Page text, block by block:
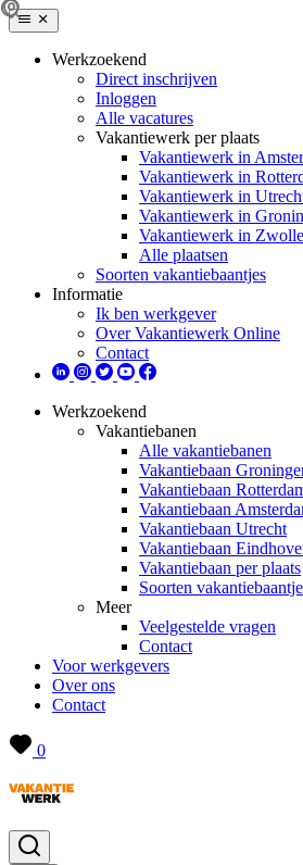
Werkzoekend
Direct inschrijven
Inloggen
Alle vacatures
Vakantiewerk per plaats
Vakantiewerk in
Vakantiewerk in
Vakantiewerk in
Vakantiewerk in
Vakantiewerk in Zwolle
Alle plaatsen
Soorten vakantiebaantjes
Informatie
Ik ben werkgever
Over Vakantiewerk Online
Contact
Werkzoekend
Vakantiebanen
Alle vakantiebanen
Vakantiebaan
Vakantiebaan
Vakantiebaan
Vakantiebaan Utrecht
Vakantiebaan
Vakantiebaan per plaats
Soorten
Meer
Veelgestelde vragen
Contact
Voor werkgevers
Over ons
Contact
0